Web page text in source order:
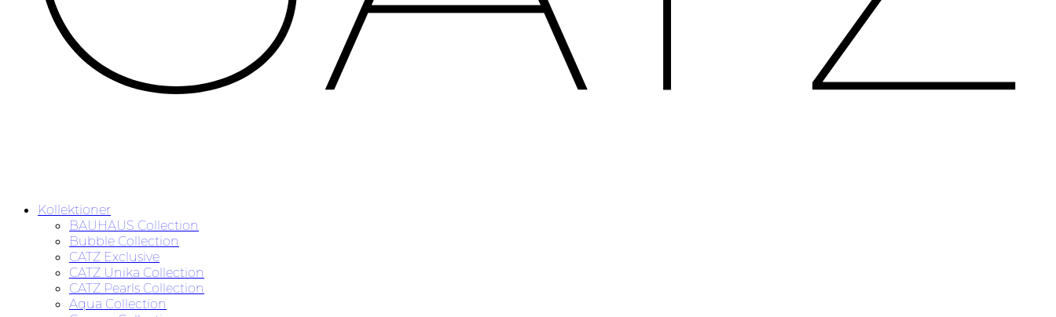
Kollektioner
BAUHAUS Collection
Bubble Collection
CATZ Exclusive
CATZ Unika Collection
CATZ Pearls Collection
Aqua Collection